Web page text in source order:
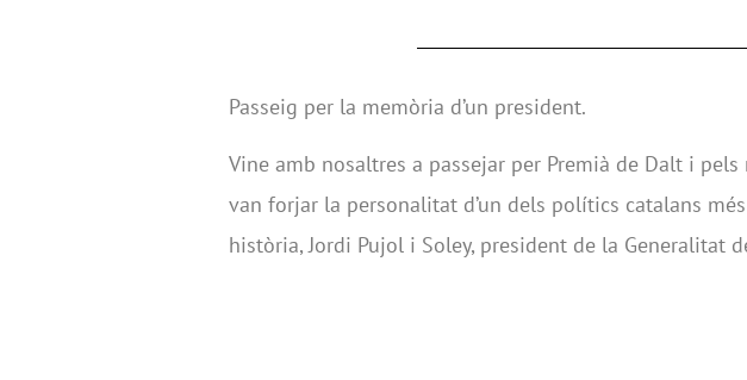
Passeig per la memòria d’un president.
Vine amb nosaltres a passejar per Premià de Dalt i pels
van forjar la personalitat d’un dels polítics catalans
història, Jordi Pujol i Soley, president de la Generalitat